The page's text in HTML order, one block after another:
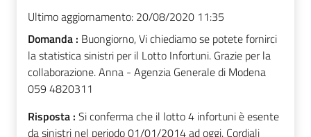
Ultimo aggiornamento: 20/08/2020 11:35
Domanda : Buongiorno, Vi chiediamo se potete fornirci
la statistica sinistri per il Lotto Infortuni. Grazie per la
collaborazione. Anna - Agenzia Generale di Modena
059 4820311
Risposta : Si conferma che il lotto 4 infortuni è esente
da sinistri nel periodo 01/01/2014 ad oggi. Cordiali